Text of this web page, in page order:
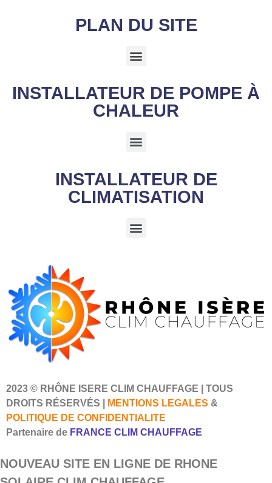
PLAN DU SITE
INSTALLATEUR DE POMPE À
CHALEUR
INSTALLATEUR DE
CLIMATISATION
2023 © RHÔNE ISERE CLIM CHAUFFAGE | TOUS
DROITS RÉSERVÉS |
MENTIONS LEGALES &
POLITIQUE DE CONFIDENTIALITE
Partenaire de FRANCE CLIM CHAUFFAGE
NOUVEAU SITE EN LIGNE DE RHONE